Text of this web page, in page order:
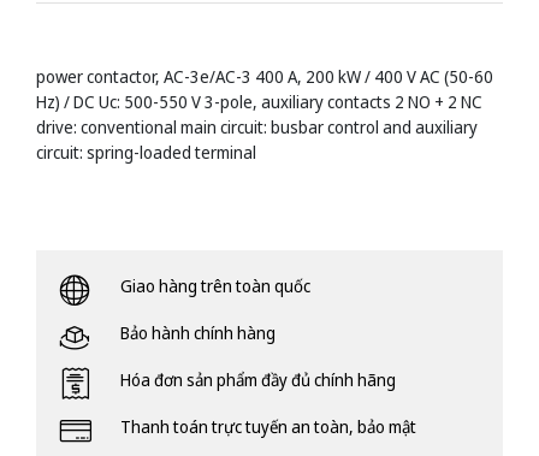
power contactor, AC-3e/AC-3 400 A, 200 kW / 400 V AC (50-60
Hz) / DC Uc: 500-550 V 3-pole, auxiliary contacts 2 NO + 2 NC
drive: conventional main circuit: busbar control and auxiliary
circuit: spring-loaded terminal
Giao hàng trên toàn quốc
Bảo hành chính hàng
Hóa đơn sản phẩm đầy đủ chính hãng
Thanh toán trực tuyến an toàn, bảo mật